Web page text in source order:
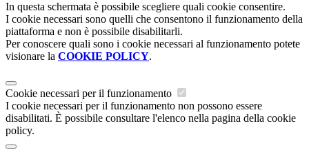
In questa schermata è possibile scegliere quali cookie consentire.
I cookie necessari sono quelli che consentono il funzionamento della
piattaforma e non è possibile disabilitarli.
Per conoscere quali sono i cookie necessari al funzionamento potete
visionare la COOKIE POLICY.
Cookie necessari per il funzionamento
I cookie necessari per il funzionamento non possono essere
disabilitati. È possibile consultare l'elenco nella pagina della cookie
policy.